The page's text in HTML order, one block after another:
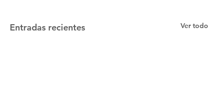
Entradas recientes Ver todo